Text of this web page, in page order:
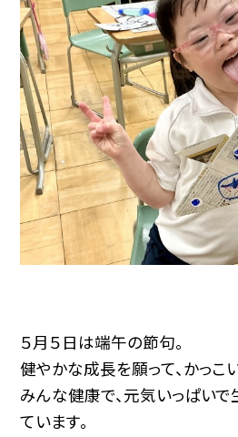
５月５日は端午の節句。
健やかな成長を願って、かっこ
みんな健康で、元気いっぱいで
ています。